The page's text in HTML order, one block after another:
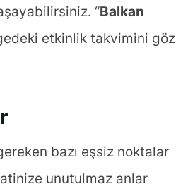
“Balkan
etkinlik takvimini göz
bazı eşsiz noktalar
unutulmaz anlar